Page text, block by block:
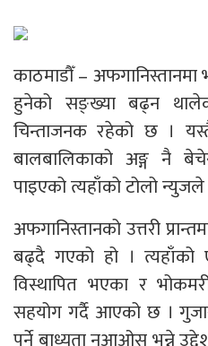
काठमाडौँ –
हुनेको सङ्ख्या बढ्न
चिन्ताजनक रहेको छ ।
बालबालिकाको अङ्ग नै
पाइएको त्यहाँको टोलो
अफगानिस्तानको उत्तरी
बढ्दै गएको हो ।
विस्थापित भएका र
सहयोग गर्दै आएको छ ।